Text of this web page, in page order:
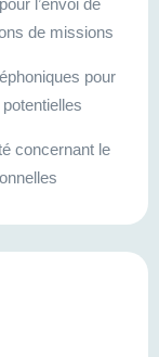
l’envoi de
de missions
pour
concernant le